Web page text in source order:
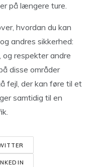
på længere ture.
hvordan du kan
andres sikkerhed:
respekter andre
disse områder
fejl, der kan føre til et
samtidig til en